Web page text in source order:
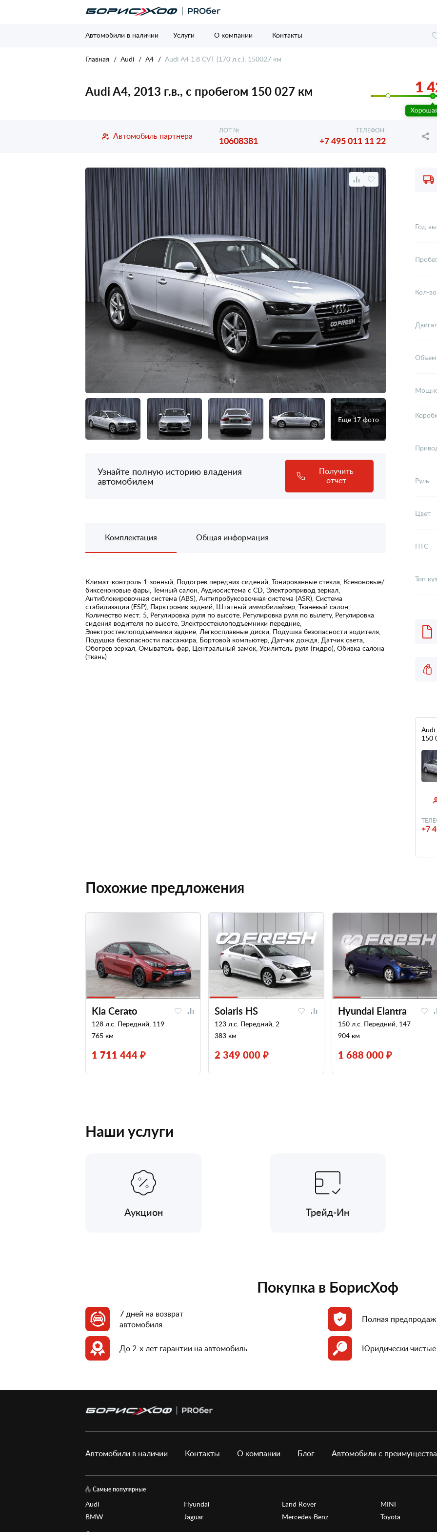
Автомобили в наличии Услуги О компании Контакты
Главная Audi A4 Audi A4 1.8 CVT (170 л.с.), 150027 км
Audi A4, 2013 г.в., с пробегом 150 027 км 1
Автомобиль партнера
ЛОТ №
10608381
ТЕЛЕФОН:
+7 495 011 11 22
Еще 17 фото
Узнайте полную историю владения
автомобилем
Получить
отчет
Комплектация Общая информация
Климат-контроль 1-зонный, Подогрев передних сидений, Тонированные стекла, Ксеноновые/
биксеноновые фары, Темный салон, Аудиосистема с CD, Электропривод зеркал,
Антиблокировочная система (ABS), Антипробуксовочная система (ASR), Система
стабилизации (ESP), Парктроник задний, Штатный иммобилайзер, Тканевый салон,
Количество мест: 5, Регулировка руля по высоте, Регулировка руля по вылету, Регулировка
сидения водителя по высоте, Электростеклоподъемники передние,
Электростеклоподъемники задние, Легкосплавные диски, Подушка безопасности водителя,
Подушка безопасности пассажира, Бортовой компьютер, Датчик дождя, Датчик света,
Обогрев зеркал, Омыватель фар, Центральный замок, Усилитель руля (гидро), Обивка салона
(ткань)
Год
Кол-
Объем
Руль
Цвет
ПТС
Тип
Audi
150
+7
Похожие предложения
Kia Cerato
128 л.с. Передний, 119
765 км
1 711 444 ₽
Solaris HS
123 л.с. Передний, 2
383 км
2 349 000 ₽
Hyundai Elantra
150 л.с. Передний, 147
904 км
1 688 000 ₽
Наши услуги
Аукцион Трейд-Ин
Покупка в БорисХоф
7 дней на возврат
автомобиля
Полная
До 2-х лет гарантии на автомобиль Юридически
Автомобили в наличии Контакты О компании Блог Автомобили с
Самые популярные
Audi
BMW
Hyundai
Jaguar
Land Rover
Mercedes-Benz
MINI
Toyota